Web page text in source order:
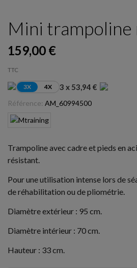
Mini
159,00 €
TTC
3X 4X 3 x 53,94 €
Référence: AM_60994500
Trampoline avec cadre et pieds en
résistant.
Pour une utilisation intense lors de
de réhabilitation ou de pliométrie.
Diamètre extérieur : 95 cm.
Diamètre intérieur : 70 cm.
Hauteur : 33 cm.